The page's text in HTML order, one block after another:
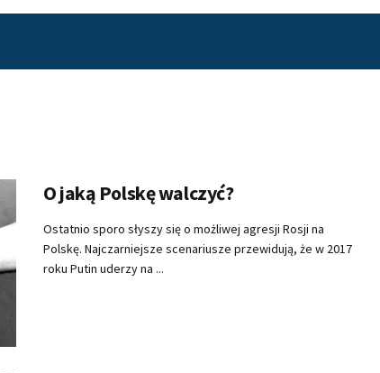
O jaką Polskę walczyć?
Ostatnio sporo słyszy się o możliwej agresji Rosji na
Polskę. Najczarniejsze scenariusze przewidują, że w 2017
roku Putin uderzy na ...